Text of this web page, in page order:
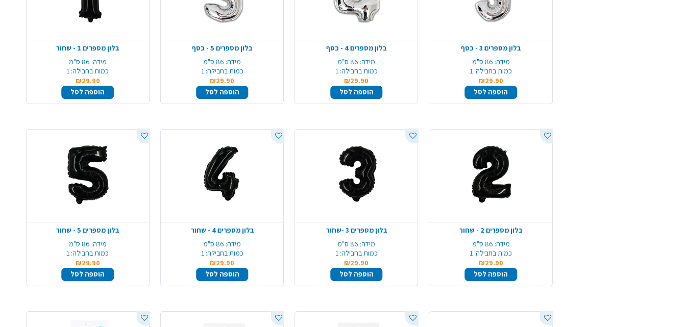
בלון מספרים 3 - כסף
מידה: 86 ס"מ
כמות בחבילה: 1
₪29.90
הוספה לסל
בלון מספרים 4 - כסף
מידה: 86 ס"מ
כמות בחבילה: 1
₪29.90
הוספה לסל
בלון מספרים 5 - כסף
מידה: 86 ס"מ
כמות בחבילה: 1
₪29.90
הוספה לסל
בלון מספרים 1 - שחור
מידה: 86 ס"מ
כמות בחבילה: 1
₪29.90
הוספה לסל
בלון מספרים 2 - שחור
מידה: 86 ס"מ
כמות בחבילה: 1
₪29.90
הוספה לסל
בלון מספרים 3 -שחור
מידה: 86 ס"מ
כמות בחבילה: 1
₪29.90
הוספה לסל
בלון מספרים 4 - שחור
מידה: 86 ס"מ
כמות בחבילה: 1
₪29.90
הוספה לסל
בלון מספרים 5 - שחור
מידה: 86 ס"מ
כמות בחבילה: 1
₪29.90
הוספה לסל